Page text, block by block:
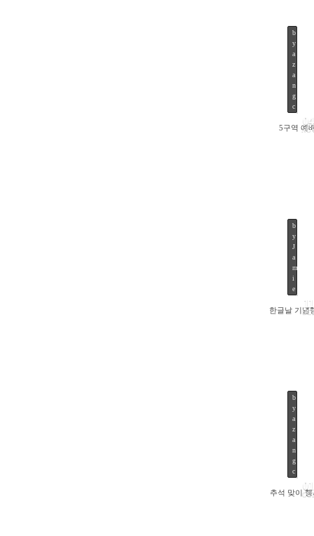
04
b
y
a
z
a
n
g
c
5구역 예
11
b
y
J
a
m
i
e
한글날 기념
01
b
y
a
z
a
n
g
c
추석 맞이 행